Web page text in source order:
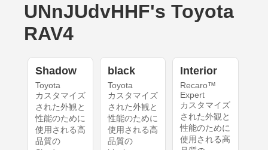
UNnJUdvHHF's Toyota
RAV4
Shadow
Toyota
カスタマイズ
された外観と
性能のために
使用される高
品質の
black
Toyota
カスタマイズ
された外観と
性能のために
使用される高
品質の
Interior
Recaro™
Expert
カスタマイズ
された外観と
性能のために
使用される高